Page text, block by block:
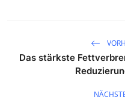
Das stärkste